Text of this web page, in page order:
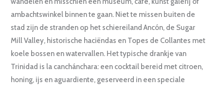
ambachtswinkel binnen te gaan. Niet te missen buiten de
stad zijn de stranden op het schiereiland Ancón, de Sugar
Mill Valley, historische haciëndas en Topes de Collantes met
koele bossen en watervallen. Het typische drankje van
Trinidad is la canchánchara: een cocktail bereid met citroen,
honing, ijs en aguardiente, geserveerd in een speciale